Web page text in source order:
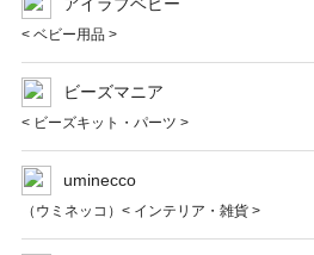
アイラブベビー
< ベビー用品 >
ビーズマニア
< ビーズキット・パーツ >
uminecco
（ウミネッコ）< インテリア・雑貨 >